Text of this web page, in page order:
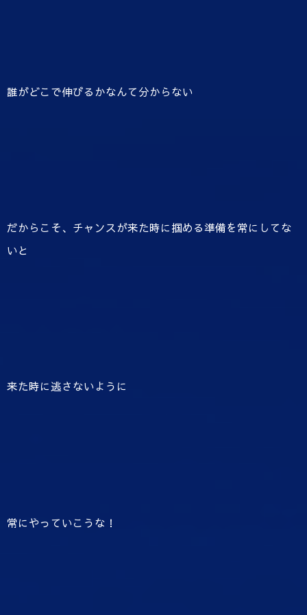
誰がどこで伸びるかなんて分からない
だからこそ、チャンスが来た時に掴める準備を常にしてな
いと
来た時に逃さないように
常にやっていこうな！